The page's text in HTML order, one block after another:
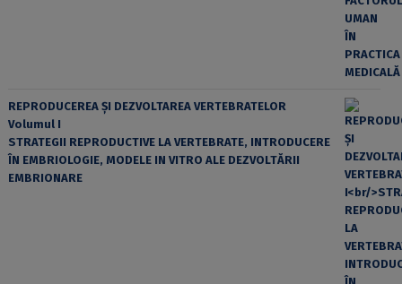
REPRODUCEREA ȘI DEZVOLTAREA VERTEBRATELOR
Volumul I
STRATEGII REPRODUCTIVE LA VERTEBRATE, INTRODUCERE
ÎN EMBRIOLOGIE, MODELE IN VITRO ALE DEZVOLTĂRII
EMBRIONARE